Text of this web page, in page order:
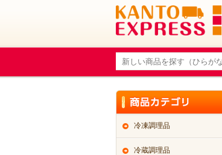
冷凍調理品
冷蔵調理品